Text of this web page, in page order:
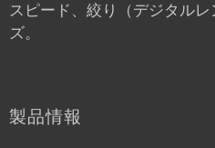
スピード、絞り（デジタル
ズ。
製品情報